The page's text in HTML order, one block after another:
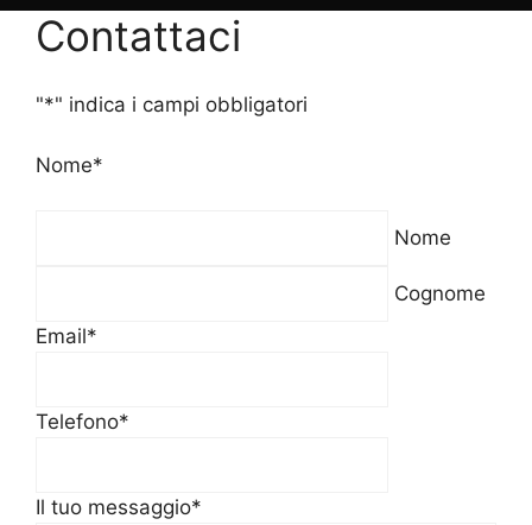
Contattaci
"*" indica i campi obbligatori
Nome*
Nome
Cognome
Email*
Telefono*
Il tuo messaggio*